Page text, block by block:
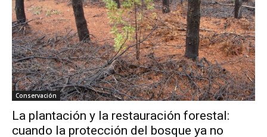
Conservación
La plantación y la restauración forestal:
cuando la protección del bosque ya no